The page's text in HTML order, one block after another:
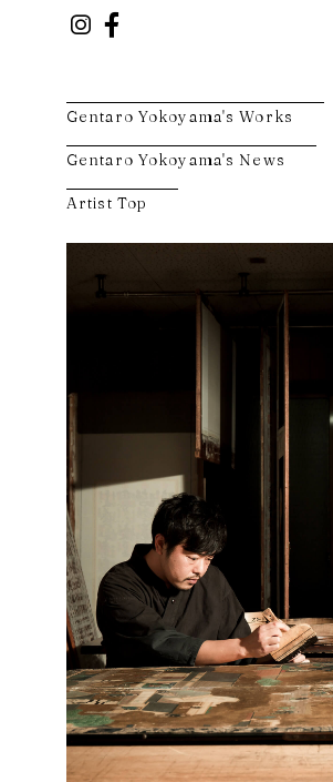
Gentaro Yokoyama's Works
Gentaro Yokoyama's News
Artist Top